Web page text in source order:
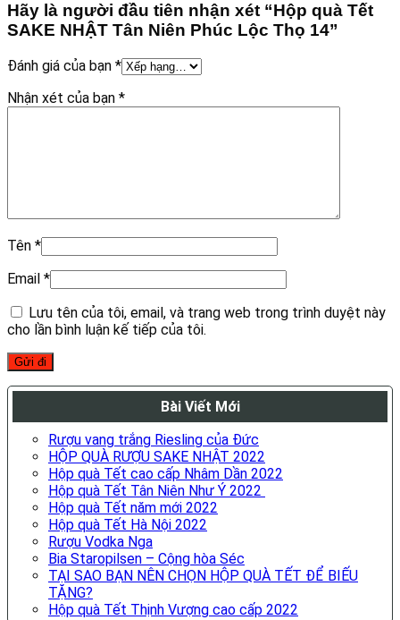
Hãy là người đầu tiên nhận xét “Hộp quà Tết
SAKE NHẬT Tân Niên Phúc Lộc Thọ 14”
Đánh giá của bạn *
Nhận xét của bạn *
Tên *
Email *
Lưu tên của tôi, email, và trang web trong trình duyệt này
cho lần bình luận kế tiếp của tôi.
Bài Viết Mới
Rượu vang trắng Riesling của Đức
HỘP QUÀ RƯỢU SAKE NHẬT 2022
Hộp quà Tết cao cấp Nhâm Dần 2022
Hộp quà Tết Tân Niên Như Ý 2022
Hộp quà Tết năm mới 2022
Hộp quà Tết Hà Nội 2022
Rượu Vodka Nga
Bia Staropilsen – Cộng hòa Séc
TẠI SAO BẠN NÊN CHỌN HỘP QUÀ TẾT ĐỂ BIẾU
TẶNG?
Hộp quà Tết Thịnh Vượng cao cấp 2022